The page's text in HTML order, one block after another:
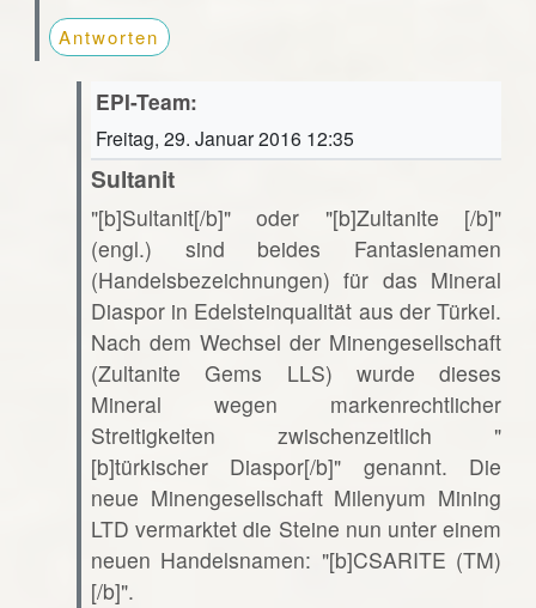
Antworten
EPI-Team:
Freitag, 29. Januar 2016 12:35
Sultanit
"[b]Sultanit[/b]" oder "[b]Zultanite [/b]"
(engl.) sind beides Fantasienamen
(Handelsbezeichnungen) für das Mineral
Diaspor in Edelsteinqualität aus der Türkei.
Nach dem Wechsel der Minengesellschaft
(Zultanite Gems LLS) wurde dieses
Mineral wegen markenrechtlicher
Streitigkeiten zwischenzeitlich "
[b]türkischer Diaspor[/b]" genannt. Die
neue Minengesellschaft Milenyum Mining
LTD vermarktet die Steine nun unter einem
neuen Handelsnamen: "[b]CSARITE (TM)
[/b]".